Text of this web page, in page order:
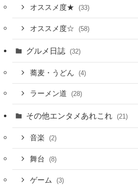
オススメ度★ (33)
オススメ度☆ (58)
グルメ日誌 (32)
蕎麦・うどん (4)
ラーメン道 (28)
その他エンタメあれこれ (21)
音楽 (2)
舞台 (8)
ゲーム (3)